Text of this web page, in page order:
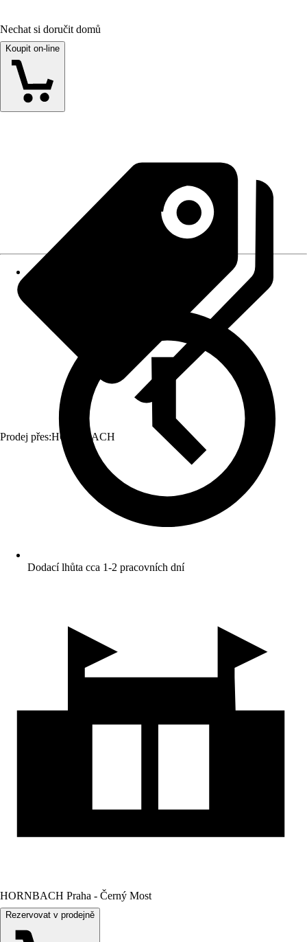
Nechat si doručit domů
Koupit on-line
Prodej přes:HORNBACH
Dodací lhůta cca 1-2 pracovních dní
HORNBACH Praha - Černý Most
Rezervovat v prodejně